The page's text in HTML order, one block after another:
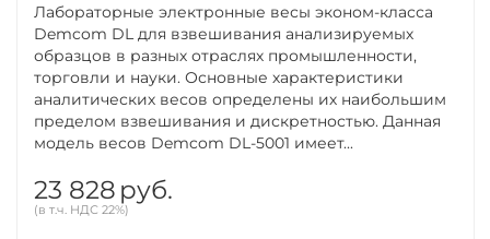
Лабораторные электронные весы эконом-класса
Demcom DL для взвешивания анализируемых
образцов в разных отраслях промышленности,
торговли и науки. Основные характеристики
аналитических весов определены их наибольшим
пределом взвешивания и дискретностью. Данная
модель весов Demcom DL-5001 имеет...
23 828 руб.
(в т.ч. НДС 22%)